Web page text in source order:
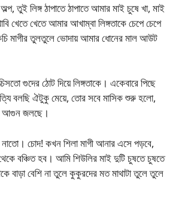
তুই লিঙ্গ ঠাপাতে ঠাপাতে আমার মাই চুষে খা, মাই
খেতে খেতে আমার আখাম্বা লিঙ্গতাকে চেপে চেপে
মাগীর তুলতুলে ভোদায় আমার ধোনের মাল আউট
গুদের ঠোট দিয়ে লিঙ্গতাকে। একেবারে পিছে
বলছি ঐটুকু মেয়ে, তোর সবে মাসিক শুরু হলো,
আগুন জলছে।
চোদ! কখন শিলা মাগী আনার এসে পড়বে,
বঞ্চিত হব। আমি শিউলির মাই দুটি চুষতে চুষতে
বাড়া বেশি না তুলে কুকুরদের মত মাথাটা তুলে তুলে